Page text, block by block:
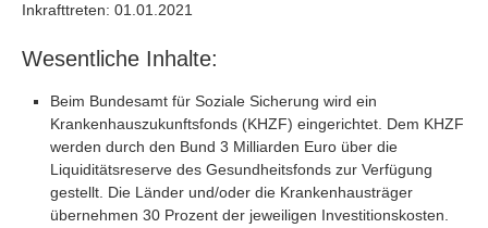
Inkrafttreten: 01.01.2021
Wesentliche Inhalte:
Beim Bundesamt für Soziale Sicherung wird ein
Krankenhauszukunftsfonds (KHZF) eingerichtet. Dem KHZF
werden durch den Bund 3 Milliarden Euro über die
Liquiditätsreserve des Gesundheitsfonds zur Verfügung
gestellt. Die Länder und/oder die Krankenhausträger
übernehmen 30 Prozent der jeweiligen Investitionskosten.